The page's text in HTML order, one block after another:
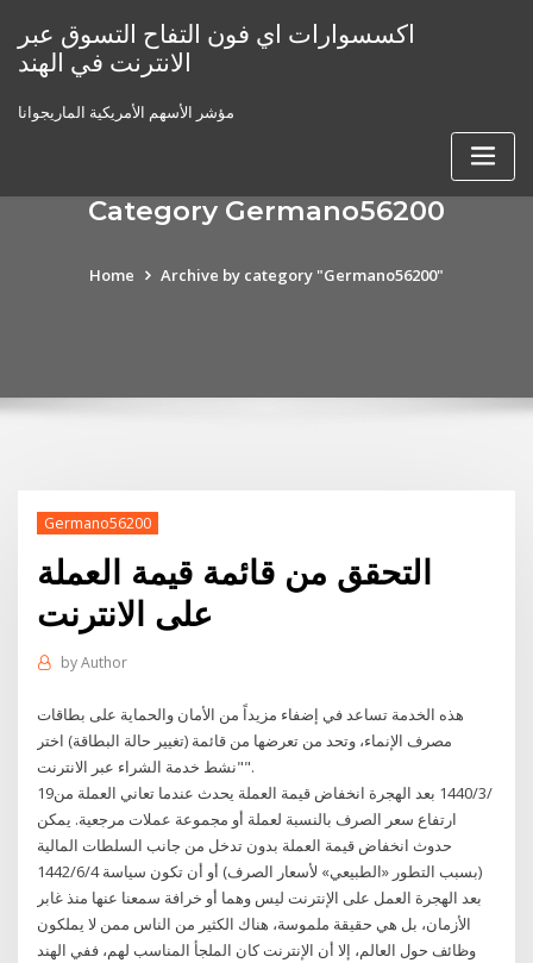
content
اكسسوارات اي فون التفاح التسوق عبر
الانترنت في الهند
مؤشر الأسهم الأمريكية الماريجوانا
Category Germano56200
Home Archive by category "Germano56200"
Germano56200
التحقق من قائمة قيمة العملة
على الانترنت
byAuthor
هذه الخدمة تساعد في إضفاء مزيداً من الأمان والحماية على بطاقات
مصرف الإنماء، وتحد من تعرضها من قائمة (تغيير حالة البطاقة) اختر
"نشط خدمة الشراء عبر الانترنت".
19‏‏/3‏‏/1440 بعد الهجرة انخفاض قيمة العملة يحدث عندما تعاني العملة من
ارتفاع سعر الصرف بالنسبة لعملة أو مجموعة عملات مرجعية. يمكن
حدوث انخفاض قيمة العملة بدون تدخل من جانب السلطات المالية
(بسبب التطور «الطبيعي» لأسعار الصرف) أو أن تكون سياسة 4‏‏/6‏‏/1442
بعد الهجرة العمل على الإنترنت ليس وهما أو خرافة سمعنا عنها منذ غابر
الأزمان، بل هي حقيقة ملموسة، هناك الكثير من الناس ممن لا يملكون
وظائف حول العالم، إلا أن الإنترنت كان الملجأ المناسب لهم، ففي الهند